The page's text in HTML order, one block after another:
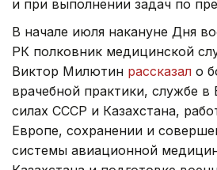
и при выполнении задач по
В начале июля накануне Дня
РК полковник медицинской
Виктор Милютин рассказал о
врачебной практики, службе
силах СССР и Казахстана,
Европе, сохранении и
системы авиационной